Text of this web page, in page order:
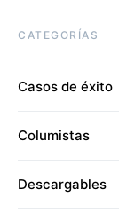
CATEGORÍAS
Casos de éxito
Columistas
Descargables